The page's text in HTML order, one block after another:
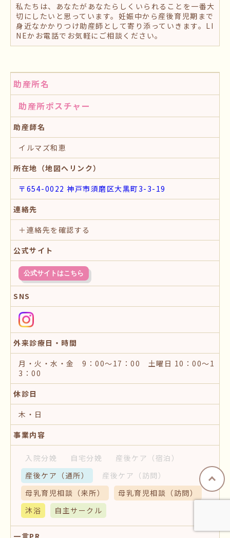
私たちは、あなたがあなたらしくいられることを一番大
切にしたいと思っています。妊娠中から産後育児期まで
身近なかかりつけ助産師として寄り添っていきます。LI
NEかお電話でお気軽にご相談ください。
助産所名
助産所ポスチャー
助産師名
イルマズ和恵
所在地（地図へリンク）
〒654-0022 神戸市須磨区大黒町3-3-19
連絡先
＋連絡先を確認する
公式サイト
公式サイトはこちら
SNS
外来診療日・時間
月・火・水・金 9：00～17：00 土曜日 10：00～1
3：00
休診日
木・日
事業内容
入院分娩 自宅分娩 産後ケア （宿泊）
産後ケア （通所） 産後ケア （訪問）
母乳育児相談 （来所） 母乳育児相談 （訪問）
沐浴
自主サークル
一言PR